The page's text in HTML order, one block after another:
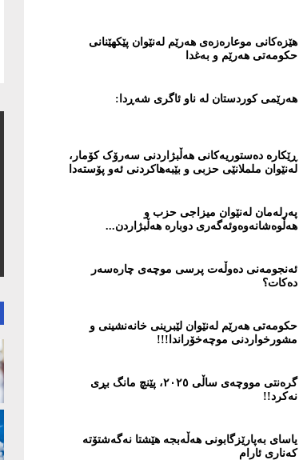
هێزەکانی موعارەزەی هەرێم لەنێوان پێکهێنانی
حکومەتی هەرێم و بەغدا
هەرێمی کوردستان لە ناو ئاگری شەڕدا:
ڕێكارە دەستوریەکانی هەڵبژاردنی سەرۆک کۆمار،
لەنێوان ململانێی حزبی و بێبەهاکردنی ئەو پۆستەدا
پەرلەمان لەنێوان میزاجی حزب و
هەڵوەشانەوەوئەگەری دوبارە هەڵبژاردن...
ئەنجومەنی دەوڵەت پرسی موچەی چارەسەر
دەکات؟
حكومەتی هەرێم لەنێوان لێبرینی خانەنشینی و
مشورخواردنی موچەخۆراندا!!!
گرەنتی مووچەی ساڵی ۲٠۲٥، پێنچ مانگ بڕی
نەکرد!!
یاسای بەپارێزگابونی هەڵەبجە هێشتا نەگەشتۆتە
کەناری ئارام